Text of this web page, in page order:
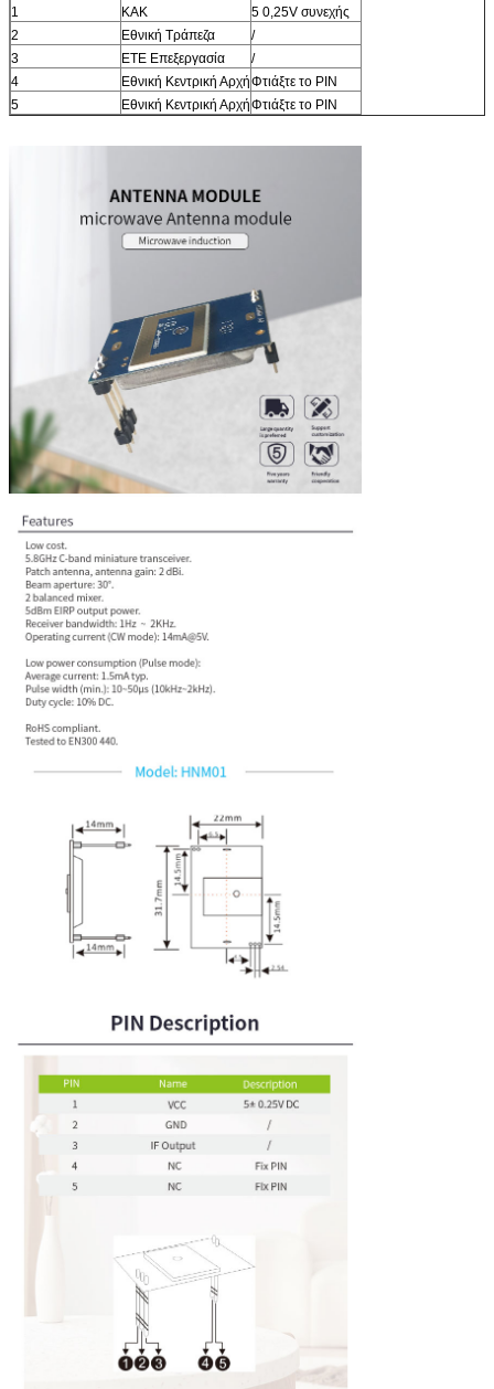
1 ΚΑΚ
5 0,25V συνεχής
2
Εθνική Τράπεζα
/
3
ΕΤΕ Επεξεργασία
/
4
Εθνική Κεντρική ΑρχήΦτιάξτε το PIN
5
Εθνική Κεντρική ΑρχήΦτιάξτε το PIN